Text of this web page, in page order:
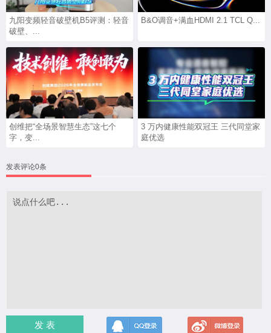
九阳变频轻音破壁机B5评测：轻音
破壁、...
B&O调音+满血HDMI 2.1 TCL Q...
创维把“全场景智慧生态”这七个
字，变...
3 万内健康性能双冠王 三代同堂家
庭优选
发表评论0条
发 表